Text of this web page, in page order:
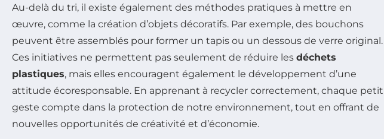
Au-delà du tri, il existe également des méthodes pratiques à mettre en
œuvre, comme la création d’objets décoratifs. Par exemple, des bouchons
peuvent être assemblés pour former un tapis ou un dessous de verre original.
Ces initiatives ne permettent pas seulement de réduire les déchets
plastiques, mais elles encouragent également le développement d’une
attitude écoresponsable. En apprenant à recycler correctement, chaque petit
geste compte dans la protection de notre environnement, tout en offrant de
nouvelles opportunités de créativité et d’économie.